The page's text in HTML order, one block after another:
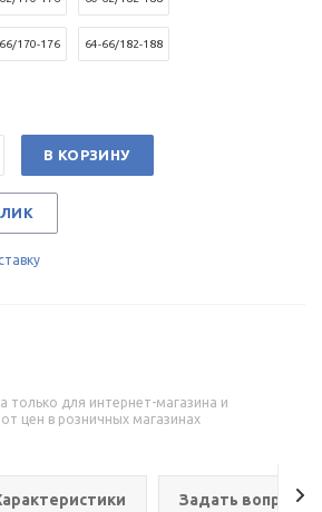
170-176 64-66/182-188
В КОРЗИНУ
только для интернет-магазина и
цен в розничных магазинах
Задать вопрос